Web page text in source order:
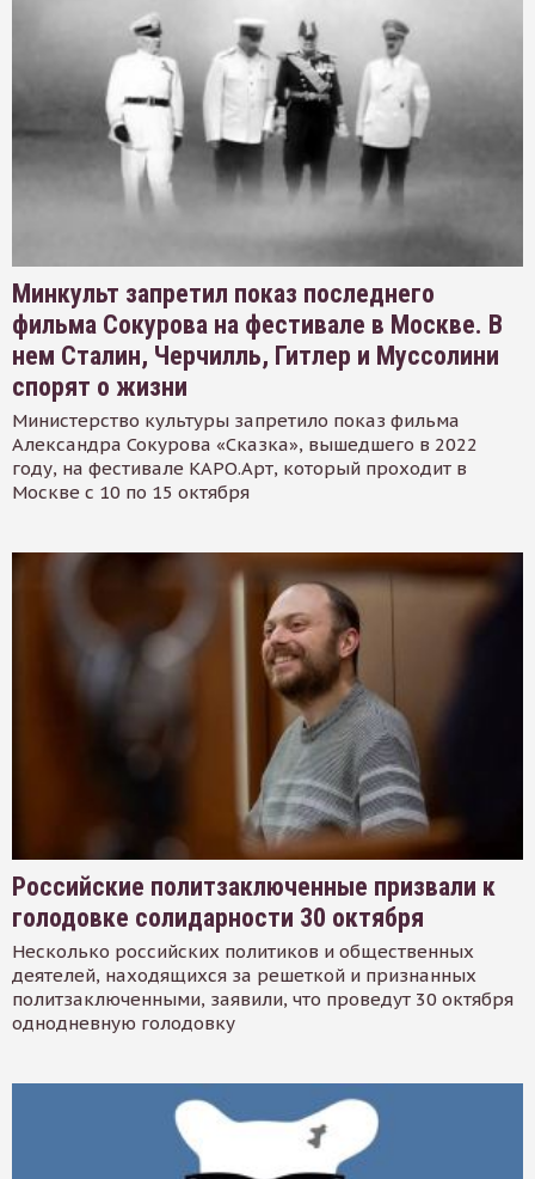
Минкульт запретил показ последнего
фильма Сокурова на фестивале в Москве. В
нем Сталин, Черчилль, Гитлер и Муссолини
спорят о жизни
Министерство культуры запретило показ фильма
Александра Сокурова «Сказка», вышедшего в 2022
году, на фестивале КАРО.Арт, который проходит в
Москве с 10 по 15 октября
Российские политзаключенные призвали к
голодовке солидарности 30 октября
Несколько российских политиков и общественных
деятелей, находящихся за решеткой и признанных
политзаключенными, заявили, что проведут 30 октября
однодневную голодовку